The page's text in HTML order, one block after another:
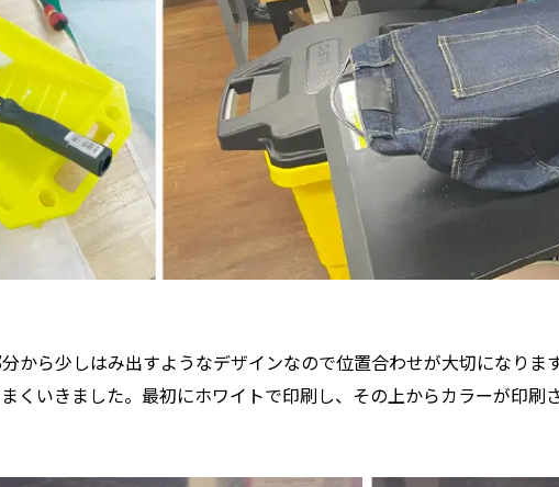
から少しはみ出すようなデザインなので位置合わせが大切になりま
くいきました。最初にホワイトで印刷し、その上からカラーが印刷